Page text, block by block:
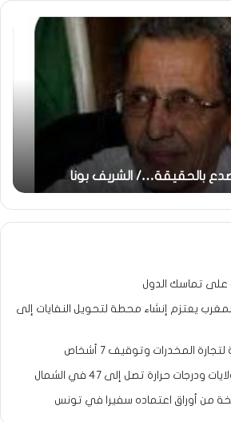
بالحقيقة…/ الشريف بونا
على تماسك الدول
دولار.. المغرب يعتزم إنشاء محطة لتحويل النفايات إلى
المخدرات وتوقيف 7 أشخاص
من أوراق اعتماده سفيرا في تونس